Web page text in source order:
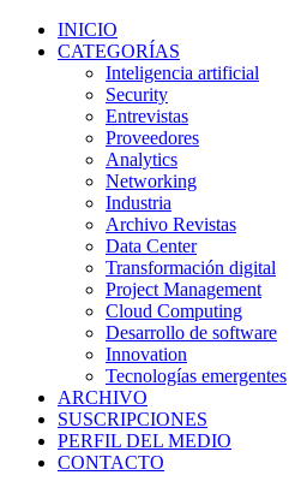
INICIO
CATEGORÍAS
Inteligencia artificial
Security
Entrevistas
Proveedores
Analytics
Networking
Industria
Archivo Revistas
Data Center
Transformación digital
Project Management
Cloud Computing
Desarrollo de software
Innovation
Tecnologías emergentes
ARCHIVO
SUSCRIPCIONES
PERFIL DEL MEDIO
CONTACTO